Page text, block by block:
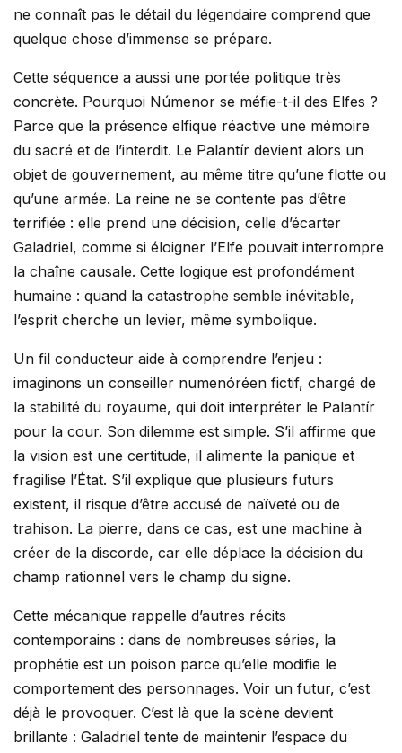
ne connaît pas le détail du légendaire comprend que
quelque chose d’immense se prépare.
Cette séquence a aussi une portée politique très
concrète. Pourquoi Númenor se méfie-t-il des Elfes ?
Parce que la présence elfique réactive une mémoire
du sacré et de l’interdit. Le Palantír devient alors un
objet de gouvernement, au même titre qu’une flotte ou
qu’une armée. La reine ne se contente pas d’être
terrifiée : elle prend une décision, celle d’écarter
Galadriel, comme si éloigner l’Elfe pouvait interrompre
la chaîne causale. Cette logique est profondément
humaine : quand la catastrophe semble inévitable,
l’esprit cherche un levier, même symbolique.
Un fil conducteur aide à comprendre l’enjeu :
imaginons un conseiller numenóréen fictif, chargé de
la stabilité du royaume, qui doit interpréter le Palantír
pour la cour. Son dilemme est simple. S’il affirme que
la vision est une certitude, il alimente la panique et
fragilise l’État. S’il explique que plusieurs futurs
existent, il risque d’être accusé de naïveté ou de
trahison. La pierre, dans ce cas, est une machine à
créer de la discorde, car elle déplace la décision du
champ rationnel vers le champ du signe.
Cette mécanique rappelle d’autres récits
contemporains : dans de nombreuses séries, la
prophétie est un poison parce qu’elle modifie le
comportement des personnages. Voir un futur, c’est
déjà le provoquer. C’est là que la scène devient
brillante : Galadriel tente de maintenir l’espace du